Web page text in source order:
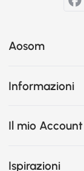
Aosom
Informazioni
Il mio Account
Ispirazioni